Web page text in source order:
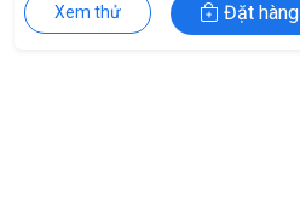
Xem thử Đặt hàng